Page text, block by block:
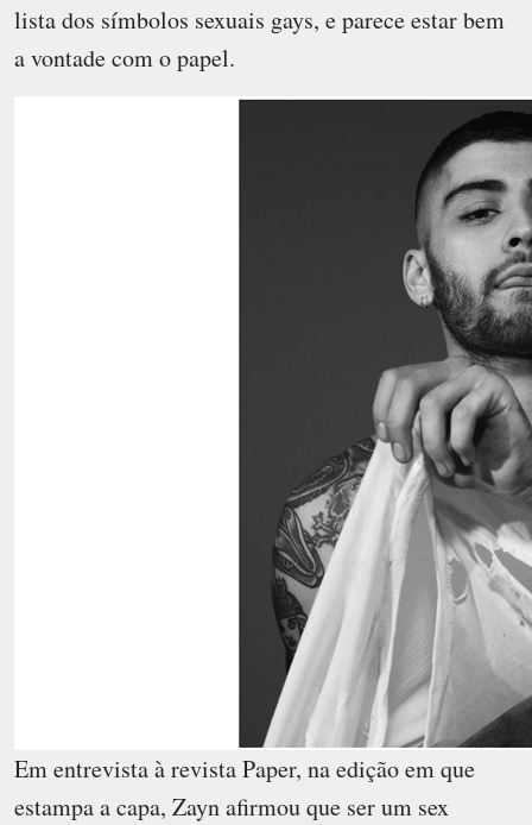
lista dos símbolos sexuais gays, e parece estar bem
a vontade com o papel.
Em entrevista à revista Paper, na edição em que
estampa a capa, Zayn afirmou que ser um sex